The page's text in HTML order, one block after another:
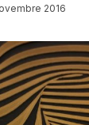
2016